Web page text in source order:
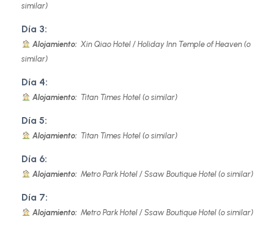
similar)
Día 3:
Alojamiento: Xin Qiao Hotel / Holiday Inn Temple of Heaven (o
similar)
Día 4:
Alojamiento: Titan Times Hotel (o similar)
Día 5:
Alojamiento: Titan Times Hotel (o similar)
Día 6:
Alojamiento: Metro Park Hotel / Ssaw Boutique Hotel (o similar)
Día 7:
Alojamiento: Metro Park Hotel / Ssaw Boutique Hotel (o similar)